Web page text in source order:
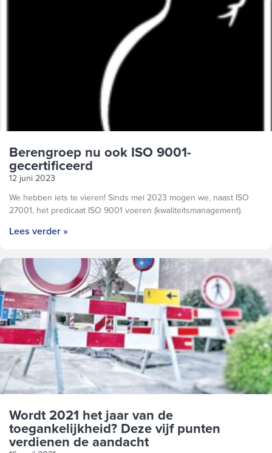
Berengroep nu ook ISO 9001-
gecertificeerd
12 juni 2023
We hebben iets te vieren! Sinds mei 2023 mogen we, naast ISO
27001, het predicaat ISO 9001 voeren (kwaliteitsmanagement).
Lees verder »
Wordt 2021 het jaar van de
toegankelijkheid? Deze vijf punten
verdienen de aandacht